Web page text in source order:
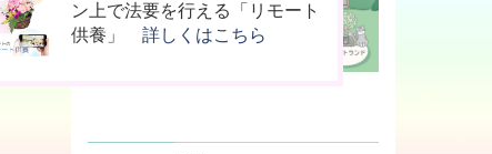
桐のお骨入れ「タイムBOX
桐」
詳しくはこちら
供養の新しいカタチ「やすら木
の箱」 詳しくはこちら
ン上で法要を行える「リモート
供養」 詳しくはこちら